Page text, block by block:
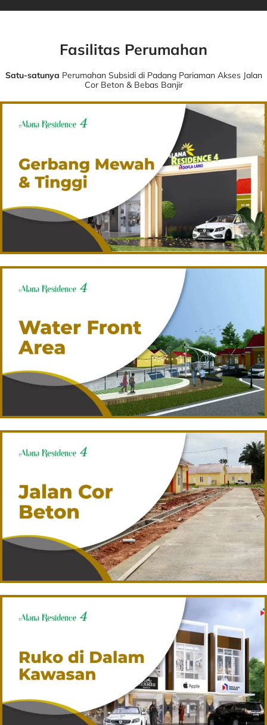
Fasilitas Perumahan
Satu-satunya Perumahan Subsidi di Padang Pariaman Akses Jalan
Cor Beton & Bebas Banjir